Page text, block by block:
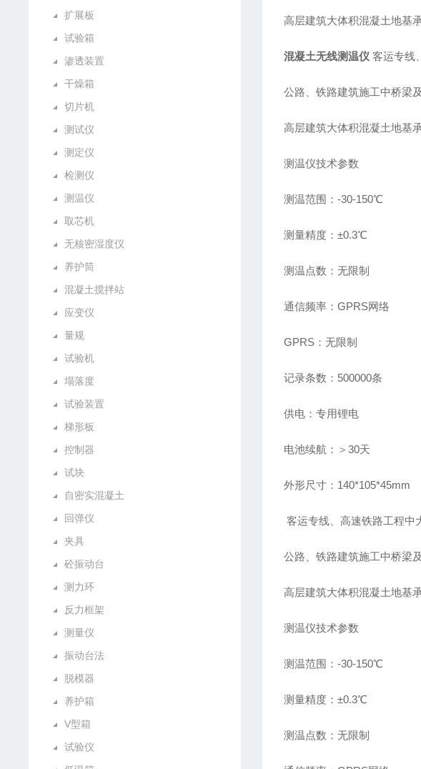
扩展板
试验箱
渗透装置
干燥箱
切片机
测试仪
测定仪
检测仪
测温仪
取芯机
无核密湿度仪
养护筒
混凝土搅拌站
应变仪
量规
试验机
塌落度
试验装置
梯形板
控制器
试块
自密实混凝土
回弹仪
夹具
砼振动台
测力环
反力框架
测量仪
振动台法
脱模器
养护箱
V型箱
试验仪
高层建筑大体积混凝土地基
混凝土无线测温仪 客运专线
公路、铁路建筑施工中桥梁
高层建筑大体积混凝土地基
测温仪技术参数
测温范围：-30-150℃
测量精度：±0.3℃
测温点数：无限制
通信频率：GPRS网络
GPRS：无限制
记录条数：500000条
供电：专用锂电
电池续航：＞30天
外形尺寸：140*105*45mm
客运专线、高速铁路工程中
公路、铁路建筑施工中桥梁
高层建筑大体积混凝土地基
测温仪技术参数
测温范围：-30-150℃
测量精度：±0.3℃
测温点数：无限制